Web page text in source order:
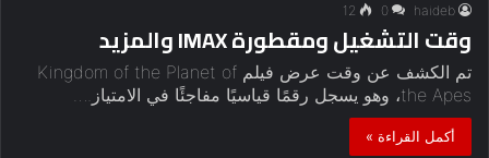
haideb
0
12
وقت التشغيل ومقطورة IMAX والمزيد
تم الكشف عن وقت عرض فيلم Kingdom of the Planet of
the Apes، وهو يسجل رقمًا قياسيًا مفاجئًا في الامتياز.…
أكمل القراءة »